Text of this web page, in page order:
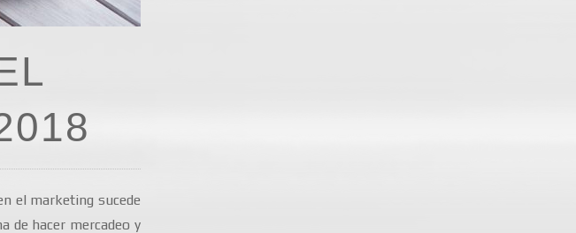
el marketing sucede
de hacer mercadeo y